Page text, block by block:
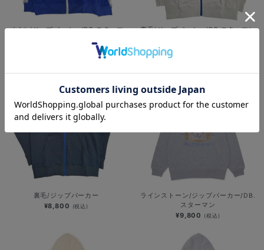
パイル/ジップパーカー/DB.スターマ
裏毛/ジップパーカー/DB.スターマン
裏毛/ジップパーカー
¥8,800 (税込)
ラインストーン/ジップパーカー/DB.
スターマン
¥9,800 (税込)